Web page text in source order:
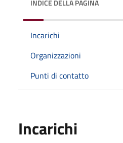
INDICE DELLA PAGINA
Incarichi
Organizzazioni
Punti di contatto
Incarichi